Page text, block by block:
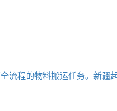
流程的物料搬运任务。新疆